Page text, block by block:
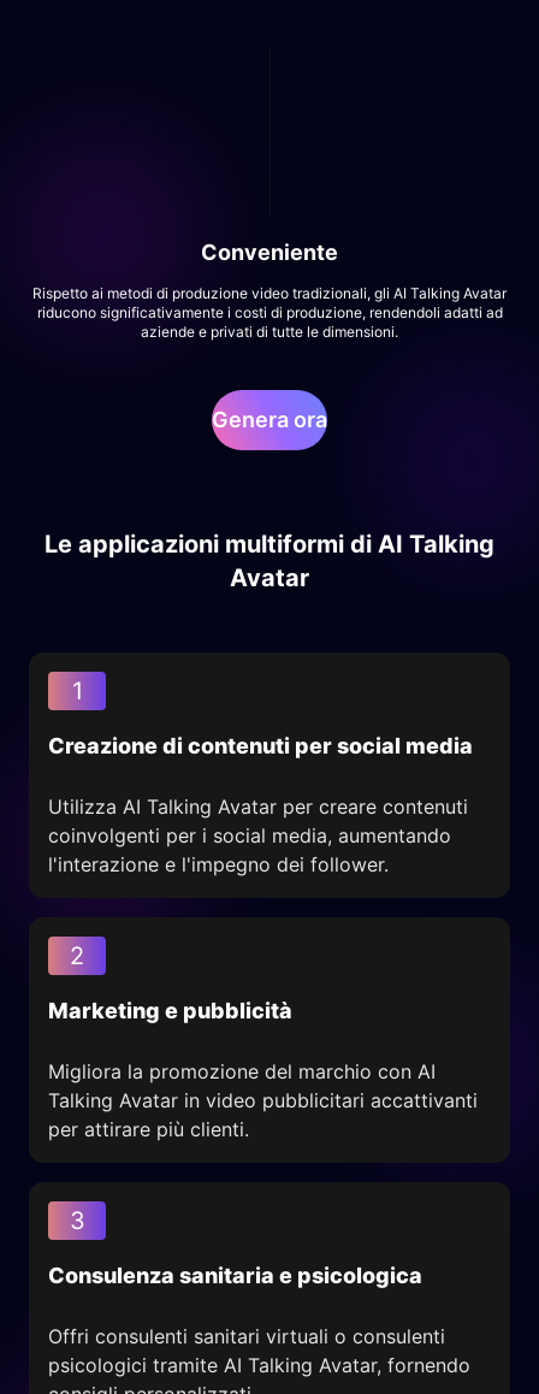
Conveniente
Rispetto ai metodi di produzione video tradizionali, gli AI Talking Avatar
riducono significativamente i costi di produzione, rendendoli adatti ad
aziende e privati di tutte le dimensioni.
Genera ora
Le applicazioni multiformi di AI Talking
Avatar
1
Creazione di contenuti per social media
Utilizza AI Talking Avatar per creare contenuti
coinvolgenti per i social media, aumentando
l'interazione e l'impegno dei follower.
2
Marketing e pubblicità
Migliora la promozione del marchio con AI
Talking Avatar in video pubblicitari accattivanti
per attirare più clienti.
3
Consulenza sanitaria e psicologica
Offri consulenti sanitari virtuali o consulenti
psicologici tramite AI Talking Avatar, fornendo